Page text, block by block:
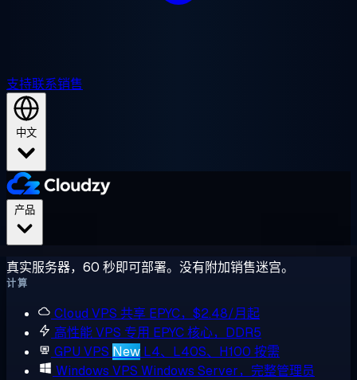
支持联系销售
中文
真实服务器，60 秒即可部署。没有附加销售迷宫。
计算
Cloud VPS 共享 EPYC，$2.48/月起
高性能 VPS 专用 EPYC 核心，DDR5
GPU VPS New L4、L40S、H100 按需
Windows VPS Windows Server，完整管理员